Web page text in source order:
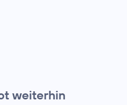
weiterhin